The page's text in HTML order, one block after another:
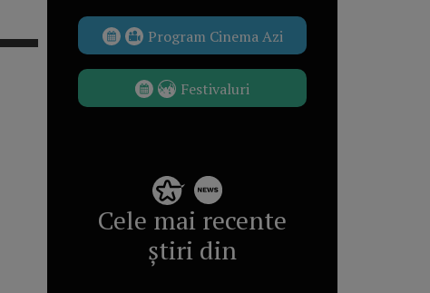
Program Cinema Azi
Festivaluri
Cele mai recente
știri din